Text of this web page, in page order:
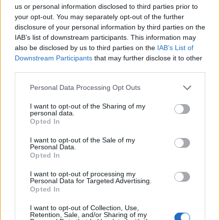
us or personal information disclosed to third parties prior to
your opt-out. You may separately opt-out of the further
disclosure of your personal information by third parties on the
IAB’s list of downstream participants. This information may
also be disclosed by us to third parties on the IAB’s List of
Downstream Participants that may further disclose it to other
Personal Data Processing Opt Outs
I want to opt-out of the Sharing of my
personal data.
Opted In
I want to opt-out of the Sale of my
Personal Data.
Opted In
I want to opt-out of processing my
Personal Data for Targeted Advertising.
Opted In
I want to opt-out of Collection, Use,
Retention, Sale, and/or Sharing of my
ΔΗΜΟΦΙΛΗ
Έρευνα ΕΟΤ: Η Ελλάδα στις κορυφαίες επιλογές
των Ευρωπαίων ταξιδιωτών
07/08/2026 - 10:56
Υψηλός κίνδυνος πυρκαγιάς σήμερα σε Αττική,
Κρήτη, Πελοπόννησο, Εύβοια και νησιά του Αιγαίου
Χρ. Δήμας: «Προχωρούν τα έργα σε όλο το μήκος
07/08/2026 - 09:50 ΠΟΛΙΤΙΚΗ